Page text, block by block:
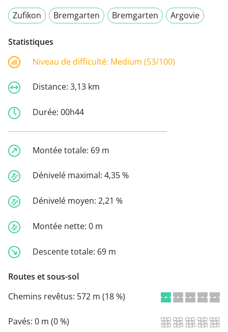
Zufikon
Bremgarten Bremgarten Argovie
Statistiques
Niveau de difficulté: Medium (53/100)
Distance: 3,13 km
Durée: 00h44
Montée totale: 69 m
Dénivelé maximal: 4,35 %
Dénivelé moyen: 2,21 %
Montée nette: 0 m
Descente totale: 69 m
Routes et sous-sol
Chemins revêtus: 572 m (18 %)
Pavés: 0 m (0 %)